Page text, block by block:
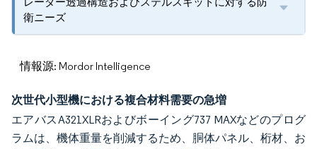
衛ニーズ
情報源: Mordor Intelligence
次世代小型機における複合材料需要の急増
エアバスA321XLRおよびボーイング737 MAXなどのプログ
ラムは、機体重量を削減するため、胴体パネル、桁材、お